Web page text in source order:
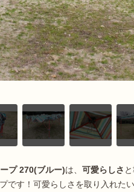
プ 270(ブルー)は、 可愛らしさ
です！可愛らしさを取り入れた